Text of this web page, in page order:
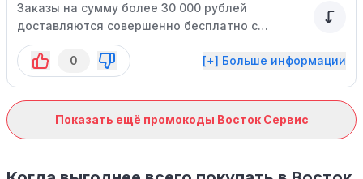
Заказы на сумму более 30 000 рублей
доставляются совершенно бесплатно с
помощью нашей собственной курьерской
службы.
0 [+] Больше информации
Показать ещё промокоды Восток Сервис